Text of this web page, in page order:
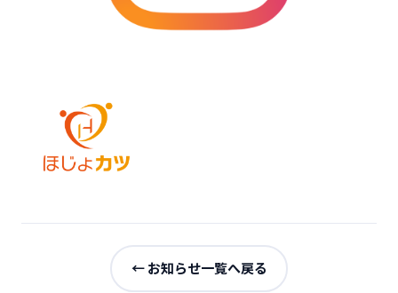
← お知らせ一覧へ戻る